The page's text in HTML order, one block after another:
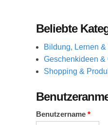
Beliebte
Bildung, Lernen &
Geschenkideen &
Shopping &
Benutzername *